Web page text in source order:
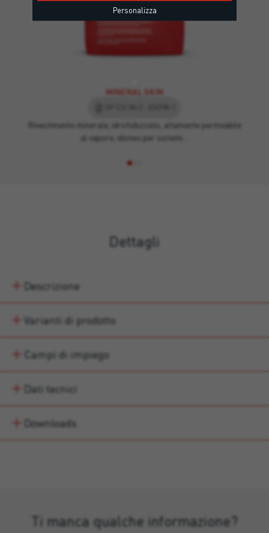
MINERAL SKIN
Rivestimento minerale, idrofobizzato, altamente permeabile
al vapore, idoneo per sistemi…
Dettagli
Descrizione
Varianti di prodotto
Campi di impiego
Dati tecnici
Downloads
Ti manca qualche informazione?
Personalizza